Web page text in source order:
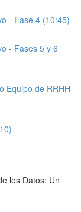
- Fase 4 (10:45)
- Fases 5 y 6
Equipo de RRHH
los Datos: Un